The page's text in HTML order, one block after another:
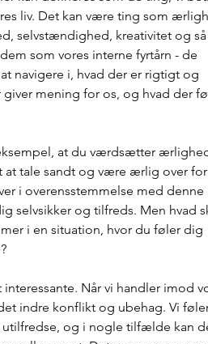
liv. Det kan være ting som
selvstændighed, kreativitet og
som vores interne fyrtårn - de
navigere i, hvad der er rigtigt og
giver mening for os, og hvad der
at du værdsætter
at tale sandt og være ærlig over
i overensstemmelse med denne
selvsikker og tilfreds. Men hvad
i en situation, hvor du føler dig
Når vi handler imod
indre konflikt og ubehag. Vi
og i nogle tilfælde kan